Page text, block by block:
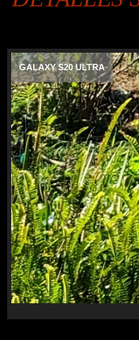
GALAXY S20 ULTRA